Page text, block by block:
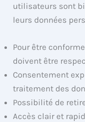
utilisateurs sont
leurs données
Pour être
doivent être
Consentement
traitement des
Possibilité de
Accès clair et